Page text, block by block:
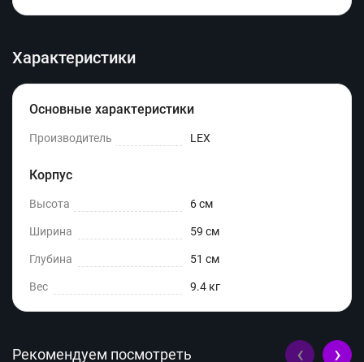
Характеристики
Основные характеристики
Производитель LEX
Корпус
Высота 6 см
Ширина 59 см
Глубина 51 см
Вес 9.4 кг
Рекомендуем посмотреть ‹ ›